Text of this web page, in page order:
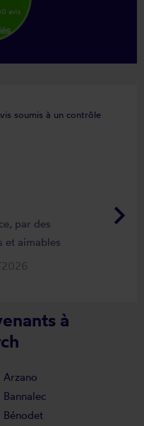
avis
soumis à un contrôle
keyboard_arrow_right
par des
et aimables
à
Arzano
Bannalec
Bénodet